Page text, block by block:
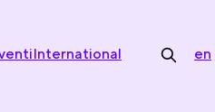
International en